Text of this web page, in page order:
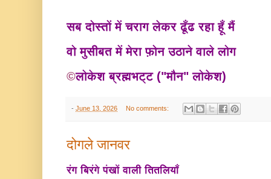
सब दोस्तों में चराग लेकर ढूँढ रहा हूँ मैं
वो मुसीबत में मेरा फ़ोन उठाने वाले लोग
©लोकेश ब्रह्मभट्ट ("मौन" लोकेश)
- June 13, 2026 No comments:
दोगले जानवर
रंग बिरंगे पंखों वाली तितलियाँ